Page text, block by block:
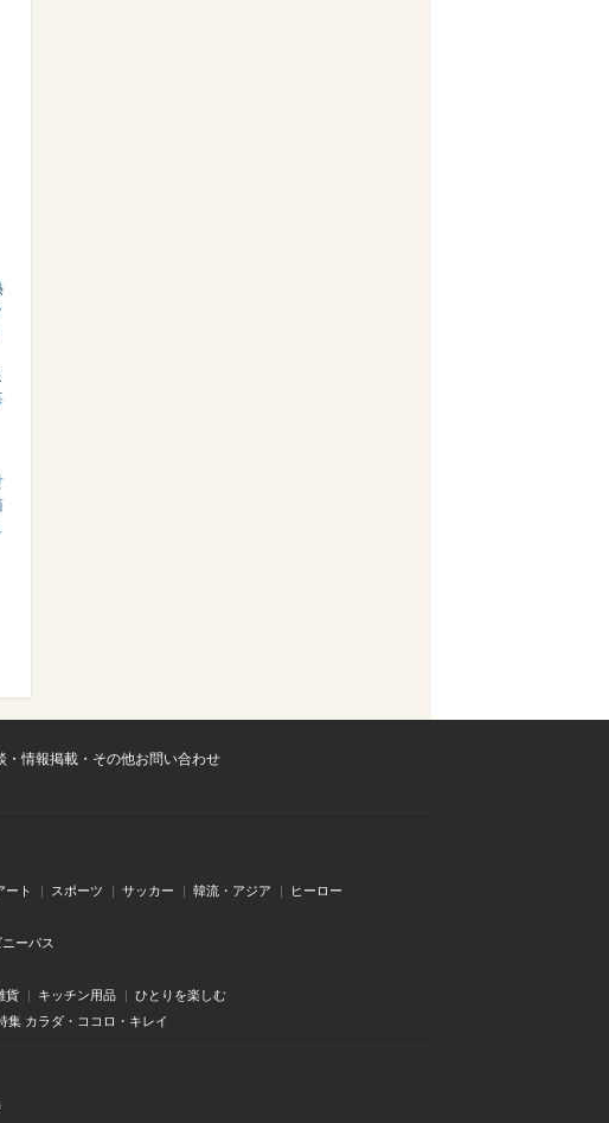
・情報掲載・その他お問い合わせ
ート スポーツ サッカー 韓流・アジア ヒーロー
ーパス
貨 キッチン用品 ひとりを楽しむ
集 カラダ・ココロ・キレイ